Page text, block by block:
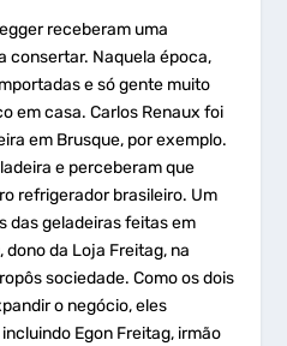
receberam uma
consertar. Naquela época,
e só gente muito
em casa. Carlos Renaux foi
em Brusque, por exemplo.
e perceberam que
refrigerador brasileiro. Um
das geladeiras feitas em
da Loja Freitag, na
sociedade. Como os dois
o negócio, eles
Egon Freitag, irmão